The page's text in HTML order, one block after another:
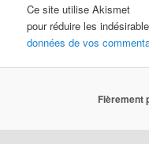
Ce site utilise Akismet
pour réduire les
données de vos
Fièrement